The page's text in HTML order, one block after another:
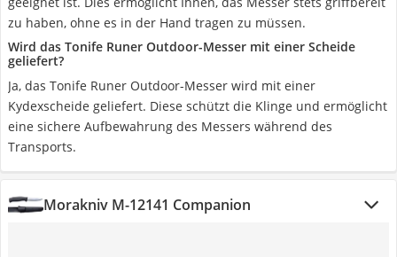
zu haben, ohne es in der Hand tragen zu müssen.
Wird das Tonife Runer Outdoor-Messer mit einer Scheide
geliefert?
Ja, das Tonife Runer Outdoor-Messer wird mit einer
Kydexscheide geliefert. Diese schützt die Klinge und ermöglicht
eine sichere Aufbewahrung des Messers während des
Transports.
Morakniv M-12141 Companion